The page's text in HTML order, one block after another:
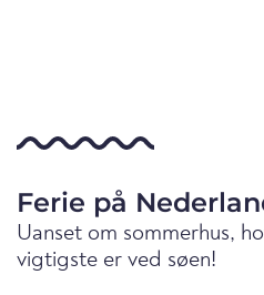
Ferie på
Uanset om sommerhus,
vigtigste er ved søen!